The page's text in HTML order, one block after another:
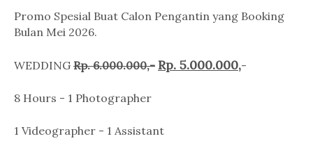
Promo Spesial Buat Calon Pengantin yang Booking
Bulan Mei 2026.
WEDDING Rp. 6.000.000,- Rp. 5.000.000,-
8 Hours - 1 Photographer
1 Videographer - 1 Assistant